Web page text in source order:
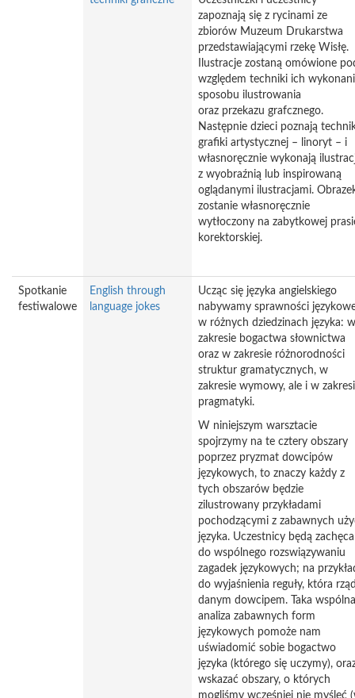
zapoznają się z rycinami ze
zbiorów Muzeum Drukarstwa
przedstawiającymi rzekę Wisłę.
Ilustracje zostaną omówione
względem techniki ich
sposobu ilustrowania
oraz przekazu grafcznego.
Następnie dzieci poznają
grafiki artystycznej – linoryt – i
własnoręcznie wykonają
z wyobraźnią lub inspirowaną
oglądanymi ilustracjami.
zostanie własnoręcznie
wytłoczony na zabytkowej
korektorskiej.
Spotkanie
festiwalowe
English through
language jokes
Ucząc się języka angielskiego
nabywamy sprawności
w różnych dziedzinach języka: w
zakresie bogactwa słownictwa
oraz w zakresie różnorodności
struktur gramatycznych, w
zakresie wymowy, ale i w
pragmatyki.
W niniejszym warsztacie
spojrzymy na te cztery obszary
poprzez pryzmat dowcipów
językowych, to znaczy każdy z
tych obszarów będzie
zilustrowany przykładami
pochodzącymi z zabawnych
języka. Uczestnicy będą
do wspólnego rozswiązywaniu
zagadek językowych; na
do wyjaśnienia reguły, która
danym dowcipem. Taka wspólna
analiza zabawnych form
językowych pomoże nam
uświadomić sobie bogactwo
języka (którego się uczymy),
wskazać obszary, o których
mogliśmy wcześniej nie myśleć